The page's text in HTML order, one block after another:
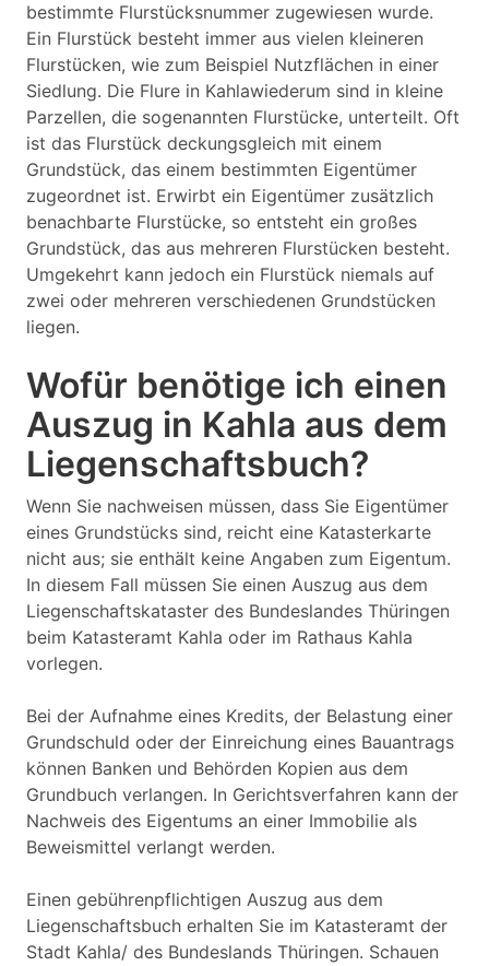
bestimmte Flurstücksnummer zugewiesen wurde.
Ein Flurstück besteht immer aus vielen kleineren
Flurstücken, wie zum Beispiel Nutzflächen in einer
Siedlung. Die Flure in Kahlawiederum sind in kleine
Parzellen, die sogenannten Flurstücke, unterteilt. Oft
ist das Flurstück deckungsgleich mit einem
Grundstück, das einem bestimmten Eigentümer
zugeordnet ist. Erwirbt ein Eigentümer zusätzlich
benachbarte Flurstücke, so entsteht ein großes
Grundstück, das aus mehreren Flurstücken besteht.
Umgekehrt kann jedoch ein Flurstück niemals auf
zwei oder mehreren verschiedenen Grundstücken
liegen.
Wofür benötige ich einen
Auszug in Kahla aus dem
Liegenschaftsbuch?
Wenn Sie nachweisen müssen, dass Sie Eigentümer
eines Grundstücks sind, reicht eine Katasterkarte
nicht aus; sie enthält keine Angaben zum Eigentum.
In diesem Fall müssen Sie einen Auszug aus dem
Liegenschaftskataster des Bundeslandes Thüringen
beim Katasteramt Kahla oder im Rathaus Kahla
vorlegen.
Bei der Aufnahme eines Kredits, der Belastung einer
Grundschuld oder der Einreichung eines Bauantrags
können Banken und Behörden Kopien aus dem
Grundbuch verlangen. In Gerichtsverfahren kann der
Nachweis des Eigentums an einer Immobilie als
Beweismittel verlangt werden.
Einen gebührenpflichtigen Auszug aus dem
Liegenschaftsbuch erhalten Sie im Katasteramt der
Stadt Kahla/ des Bundeslands Thüringen. Schauen